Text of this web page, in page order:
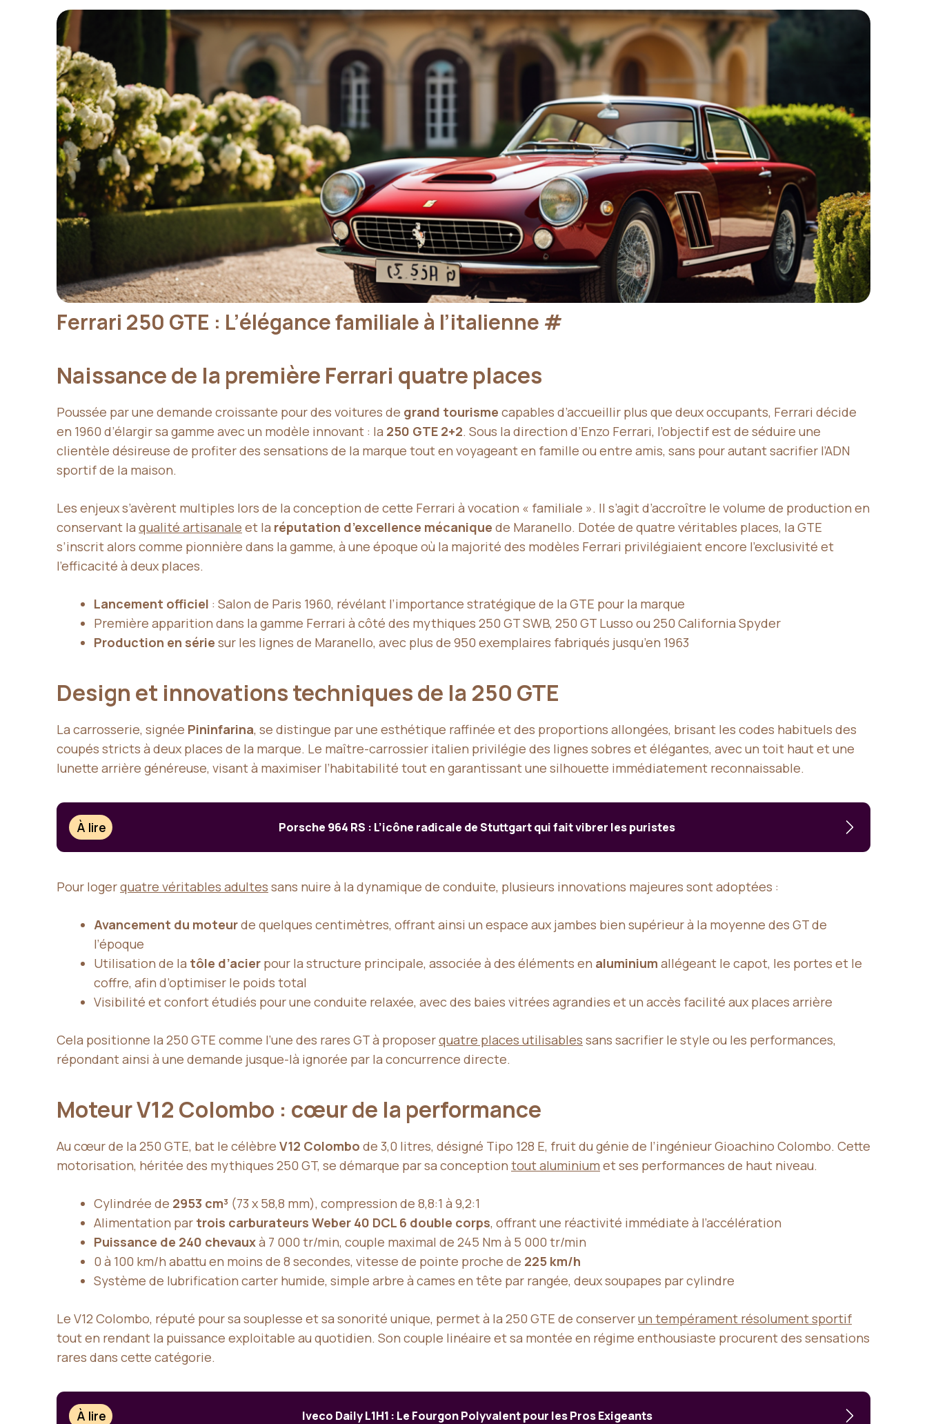
Ferrari 250 GTE : L’élégance familiale à l’italienne #
Naissance de la première Ferrari quatre places
Poussée par une demande croissante pour des voitures de grand tourisme capables d’accueillir plus que deux occupants, Ferrari décide
en 1960 d’élargir sa gamme avec un modèle innovant : la 250 GTE 2+2. Sous la direction d’Enzo Ferrari, l’objectif est de séduire une
clientèle désireuse de profiter des sensations de la marque tout en voyageant en famille ou entre amis, sans pour autant sacrifier l’ADN
sportif de la maison.
Les enjeux s’avèrent multiples lors de la conception de cette Ferrari à vocation « familiale ». Il s’agit d’accroître le volume de production en
conservant la qualité artisanale et la réputation d’excellence mécanique de Maranello. Dotée de quatre véritables places, la GTE
s’inscrit alors comme pionnière dans la gamme, à une époque où la majorité des modèles Ferrari privilégiaient encore l’exclusivité et
l’efficacité à deux places.
Lancement officiel : Salon de Paris 1960, révélant l’importance stratégique de la GTE pour la marque
Première apparition dans la gamme Ferrari à côté des mythiques 250 GT SWB, 250 GT Lusso ou 250 California Spyder
Production en série sur les lignes de Maranello, avec plus de 950 exemplaires fabriqués jusqu’en 1963
Design et innovations techniques de la 250 GTE
La carrosserie, signée Pininfarina, se distingue par une esthétique raffinée et des proportions allongées, brisant les codes habituels des
coupés stricts à deux places de la marque. Le maître-carrossier italien privilégie des lignes sobres et élégantes, avec un toit haut et une
lunette arrière généreuse, visant à maximiser l’habitabilité tout en garantissant une silhouette immédiatement reconnaissable.
À lire Porsche 964 RS : L’icône radicale de Stuttgart qui fait vibrer les puristes
Pour logerquatre véritables adultes sans nuire à la dynamique de conduite, plusieurs innovations majeures sont adoptées :
Avancement du moteurde quelques centimètres, offrant ainsi un espace aux jambes bien supérieur à la moyenne des GT de
l’époque
Utilisation de la tôle d’acier pour la structure principale, associée à des éléments en aluminium allégeant le capot, les portes et le
coffre, afin d’optimiser le poids total
Visibilité et confort étudiés pour une conduite relaxée, avec des baies vitrées agrandies et un accès facilité aux places arrière
Cela positionne la 250 GTE comme l’une des rares GT à proposerquatre places utilisables sans sacrifier le style ou les performances,
répondant ainsi à une demande jusque-là ignorée par la concurrence directe.
Moteur V12 Colombo : cœur de la performance
Au cœur de la 250 GTE, bat le célèbre V12 Colombo de 3,0 litres, désigné Tipo 128 E, fruit du génie de l’ingénieur Gioachino Colombo. Cette
motorisation, héritée des mythiques 250 GT, se démarque par sa conception tout aluminium et ses performances de haut niveau.
Cylindrée de 2953 cm³ (73 x 58,8 mm), compression de 8,8:1 à 9,2:1
Alimentation par trois carburateurs Weber 40 DCL 6 double corps, offrant une réactivité immédiate à l’accélération
Puissance de 240 chevauxà 7 000 tr/min, couple maximal de 245 Nm à 5 000 tr/min
0 à 100 km/h abattu en moins de 8 secondes, vitesse de pointe proche de 225 km/h
Système de lubrification carter humide, simple arbre à cames en tête par rangée, deux soupapes par cylindre
Le V12 Colombo, réputé pour sa souplesse et sa sonorité unique, permet à la 250 GTE de conserverun tempérament résolument sportif
tout en rendant la puissance exploitable au quotidien. Son couple linéaire et sa montée en régime enthousiaste procurent des sensations
rares dans cette catégorie.
À lire Iveco Daily L1H1 : Le Fourgon Polyvalent pour les Pros Exigeants